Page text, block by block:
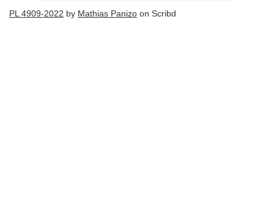
PL 4909-2022 by Mathias Panizo on Scribd